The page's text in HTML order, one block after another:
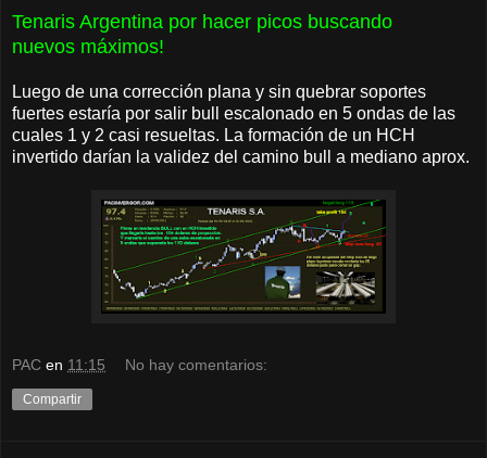
Tenaris Argentina por hacer picos buscando
nuevos máximos!
Luego de una corrección plana y sin quebrar soportes
fuertes estaría por salir bull escalonado en 5 ondas de las
cuales 1 y 2 casi resueltas. La formación de un HCH
invertido darían la validez del camino bull a mediano aprox.
PAC en 11:15 No hay comentarios:
Compartir